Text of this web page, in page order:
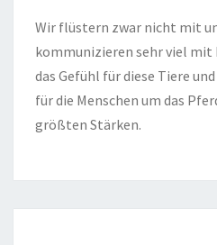
Wir flüstern zwar nicht mit
kommunizieren sehr viel
das Gefühl für diese Tiere
für die Menschen um das
größten Stärken.